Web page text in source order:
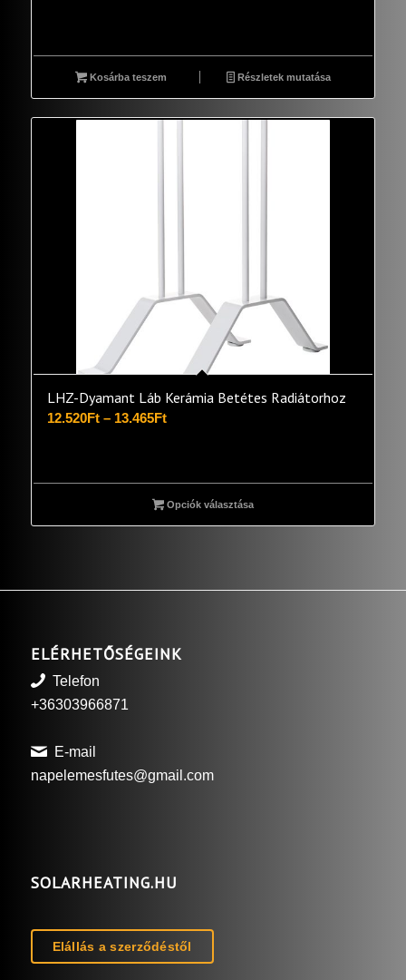
Kosárba teszem Részletek mutatása
LHZ-Dyamant Láb Kerámia Betétes Radiátorhoz
12.520Ft – 13.465FtÁrtartomány:
13.465Ft
Opciók választása
ELÉRHETŐSÉGEINK
Telefon
+36303966871
E-mail
napelemesfutes@gmail.com
SOLARHEATING.HU
Elállás a szerződéstől